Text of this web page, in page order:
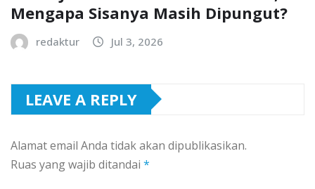
Mengapa Sisanya Masih Dipungut?
redaktur Jul 3, 2026
LEAVE A REPLY
Alamat email Anda tidak akan dipublikasikan.
Ruas yang wajib ditandai *